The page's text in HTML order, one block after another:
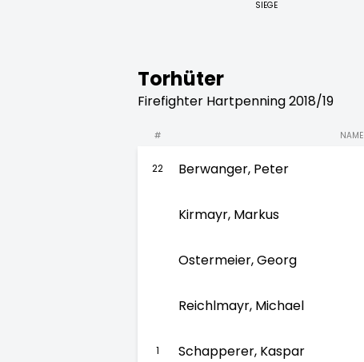
SIEGE
Torhüter
Firefighter Hartpenning 2018/19
# NAME
22 Berwanger, Peter
Kirmayr, Markus
Ostermeier, Georg
Reichlmayr, Michael
1 Schapperer, Kaspar